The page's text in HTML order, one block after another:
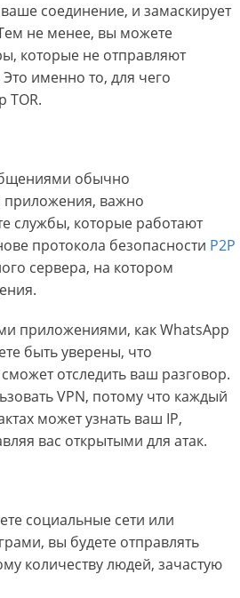
соединение, и замаскирует
не менее, вы можете
которые не отправляют
именно то, для чего
TOR.
обычно
приложения, важно
службы, которые работают
протокола безопасности P2P
сервера, на котором
приложениями, как WhatsApp
быть уверены, что
отследить ваш разговор.
VPN, потому что каждый
может узнать ваш IP,
вас открытыми для атак.
социальные сети или
вы будете отправлять
количеству людей, зачастую